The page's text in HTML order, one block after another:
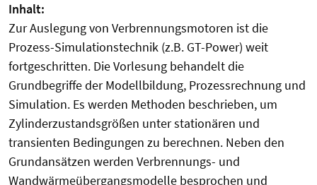
Inhalt:
Zur Auslegung von Verbrennungsmotoren ist die
Prozess-Simulationstechnik (z.B. GT-Power) weit
fortgeschritten. Die Vorlesung behandelt die
Grundbegriffe der Modellbildung, Prozessrechnung und
Simulation. Es werden Methoden beschrieben, um
Zylinderzustandsgrößen unter stationären und
transienten Bedingungen zu berechnen. Neben den
Grundansätzen werden Verbrennungs- und
Wandwärmeübergangsmodelle besprochen und